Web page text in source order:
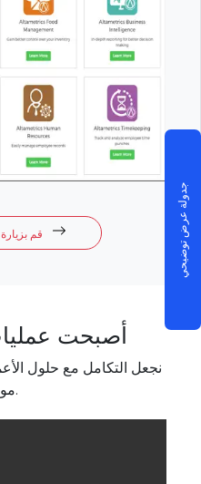
أصبحت
نجعل التكامل مع حلول
موصل.
جدولة عرض توضيحي